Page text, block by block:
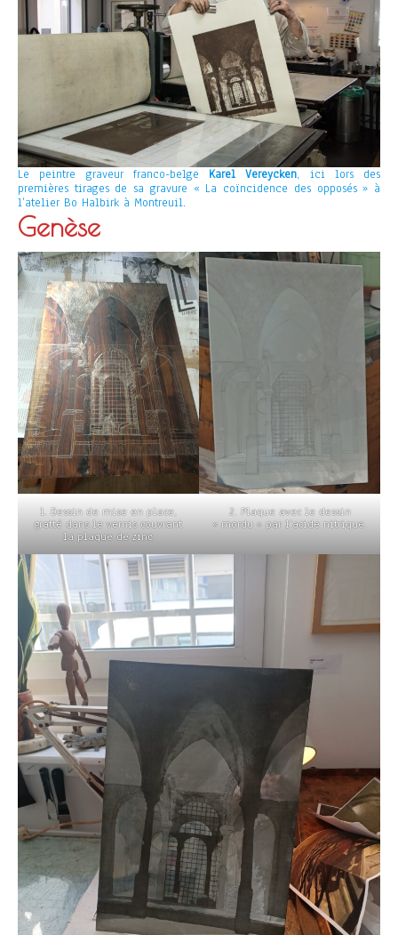
Le peintre graveur franco-belge Karel Vereycken, ici lors des
premières tirages de sa gravure « La coïncidence des opposés » à
l’atelier Bo Halbirk à Montreuil.
Genèse
1. Dessin de mise en place,
gratté dans le vernis couvrant
la plaque de zinc.
2. Plaque avec le dessin
« mordu » par l’acide nitrique.